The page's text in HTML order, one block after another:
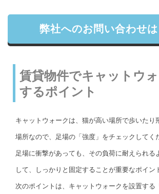
弊社へのお問い合わせ
賃貸物件でキャットウ
するポイント
キャットウォークは、猫が高い場所で歩いたり
場所なので、足場の「強度」をチェックしてく
足場に衝撃があっても、その負荷に耐えられる
して、しっかりと固定することが重要なポイン
次のポイントは、キャットウォークを設置する